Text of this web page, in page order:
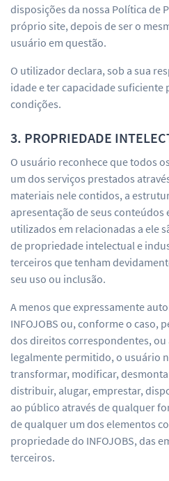
disposições da nossa Política de
próprio site, depois de ser o
usuário em questão.
O utilizador declara, sob a sua
idade e ter capacidade suficiente
condições.
3. PROPRIEDADE
O usuário reconhece que todos
um dos serviços prestados
materiais nele contidos, a
apresentação de seus
utilizados em relacionadas a ele
de propriedade intelectual e
terceiros que tenham
seu uso ou inclusão.
A menos que expressamente
INFOJOBS ou, conforme o caso,
dos direitos correspondentes, ou
legalmente permitido, o usuário
transformar, modificar,
distribuir, alugar, emprestar,
ao público através de qualquer
de qualquer um dos elementos
propriedade do INFOJOBS, das
terceiros.